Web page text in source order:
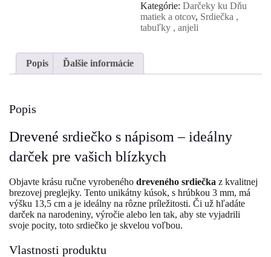
Maminka
a
Babka
Kategórie:Darčeky ku Dňu
matiek a otcov, Srdiečka ,
tabuľky , anjeli
Popis Ďalšie informácie
Popis
Drevené srdiečko s nápisom – ideálny
darček pre vašich blízkych
Objavte krásu ručne vyrobeného dreveného srdiečka z kvalitnej
brezovej preglejky. Tento unikátny kúsok, s hrúbkou 3 mm, má
výšku 13,5 cm a je ideálny na rôzne príležitosti. Či už hľadáte
darček na narodeniny, výročie alebo len tak, aby ste vyjadrili
svoje pocity, toto srdiečko je skvelou voľbou.
Vlastnosti produktu